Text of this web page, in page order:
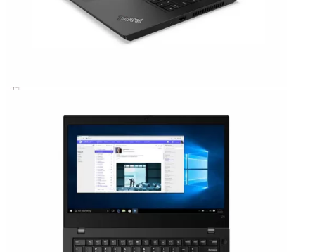
Sản phẩm được hỗ trợ cài đặt phần mềm miễn phí
(không bao gồm các phần mềm yêu cầu bản quyền).
1800 2087(8:30-18:30) (Miễn cước gọi)
Giao hàng tận nơi hoặc nhận tại cửa hàng
Chỉ từ: 1.710.000 ₫ / tháng